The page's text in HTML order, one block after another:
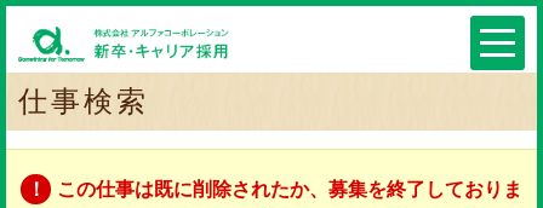
仕事検索
この仕事は既に削除されたか、募集を終了しておりま